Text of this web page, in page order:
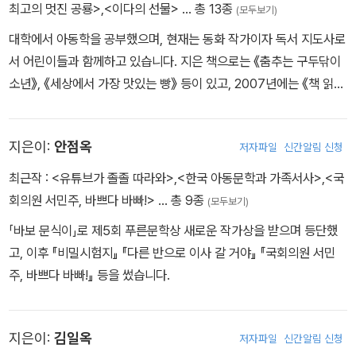
최고의 멋진 공룡>,<이다의 선물> … 총 13종 (모두보기)
대학에서 아동학을 공부했으며, 현재는 동화 작가이자 독서 지도사로
서 어린이들과 함께하고 있습니다. 지은 책으로는 《춤추는 구두닦이
소년》, 《세상에서 가장 맛있는 빵》 등이 있고, 2007년에는 《책 읽어
지은이: 안점옥 저자파일 신간알림 신청
최근작 : <유튜브가 졸졸 따라와>,<한국 아동문학과 가족서사>,<국
회의원 서민주, 바쁘다 바빠!> … 총 9종 (모두보기)
「바보 문식이」로 제5회 푸른문학상 새로운 작가상을 받으며 등단했
고, 이후 『비밀시험지』 『다른 반으로 이사 갈 거야』 『국회의원 서민
주, 바쁘다 바빠!』 등을 썼습니다.
지은이: 김일옥 저자파일 신간알림 신청